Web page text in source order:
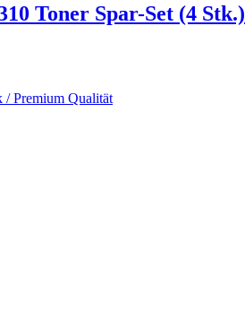
Toner Spar-Set (4 Stk.)
Premium Qualität